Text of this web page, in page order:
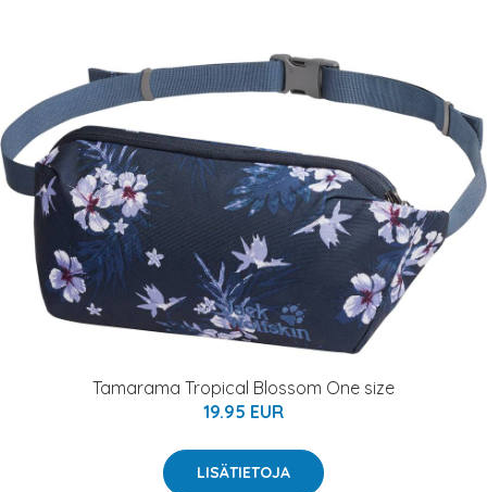
Tamarama Tropical Blossom One size
19.95 EUR
LISÄTIETOJA